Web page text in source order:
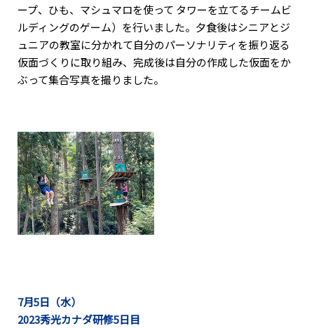
ープ、ひも、マシュマロを使って タワーを立てるチームビ
ルディングのゲーム）を行いました。夕食後はシニアとジ
ュニアの教室に分かれて自分のパーソナリティを振り返る
仮面づくりに取り組み、完成後は自分の作成した仮面をか
ぶって集合写真を撮りました。
7月5日（水）
2023秀光カナダ研修5日目